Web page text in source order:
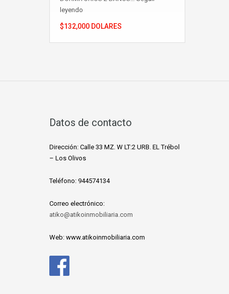
leyendo
$132,000 DOLARES
Datos de contacto
Dirección: Calle 33 MZ. W LT:2 URB. EL Trébol
– Los Olivos
Teléfono: 944574134
Correo electrónico:
atiko@atikoinmobiliaria.com
Web: www.atikoinmobiliaria.com